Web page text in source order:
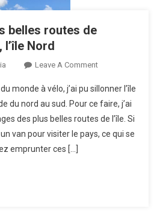
belles routes de
Nord
Leave A CommentOn Road-
Plus Belles
Routes De
Nouvelle-
Zélande,
monde à vélo, j’ai pu sillonner l’île
du nord au sud. Pour ce faire, j’ai
des plus belles routes de l’île. Si
van pour visiter le pays, ce qui se
emprunter ces […]